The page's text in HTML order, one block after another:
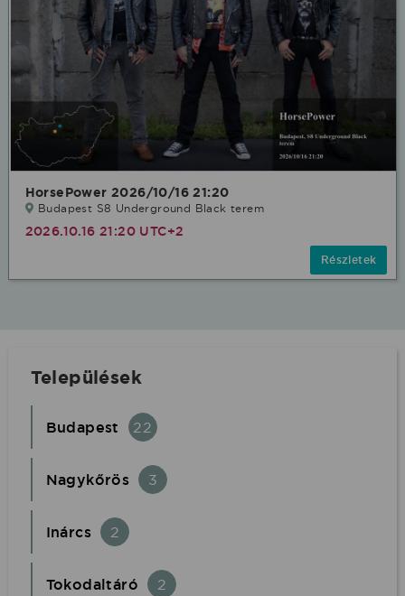
HorsePower 2026/10/16 21:20
Budapest S8 Underground Black terem
2026.10.16 21:20 UTC+2
Részletek
Települések
Budapest 22
Nagykőrös 3
Inárcs 2
Tokodaltáró 2